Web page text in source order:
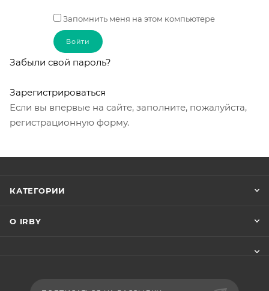
Запомнить меня на этом компьютере
Забыли свой пароль?
Зарегистрироваться
Если вы впервые на сайте, заполните, пожалуйста,
регистрационную форму.
КАТЕГОРИИ
О IRBY